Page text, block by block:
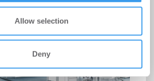
Allow selection
Deny